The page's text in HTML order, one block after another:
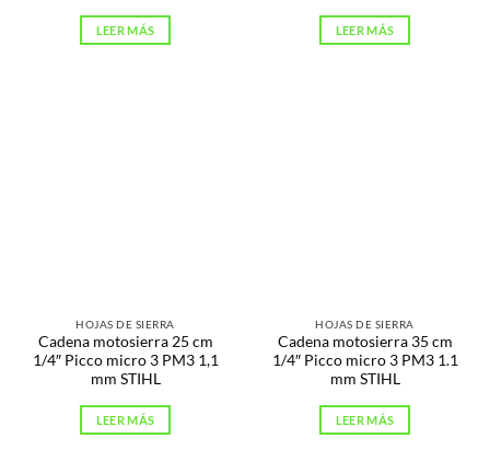
LEER MÁS LEER MÁS
HOJAS DE SIERRA
Cadena motosierra 25 cm
1/4″ Picco micro 3 PM3 1,1
mm STIHL
LEER MÁS
HOJAS DE SIERRA
Cadena motosierra 35 cm
1/4″ Picco micro 3 PM3 1.1
mm STIHL
LEER MÁS